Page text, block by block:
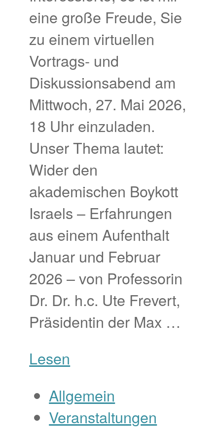
eine große Freude, Sie
zu einem virtuellen
Vortrags- und
Diskussionsabend am
Mittwoch, 27. Mai 2026,
18 Uhr einzuladen.
Unser Thema lautet:
Wider den
akademischen Boykott
Israels – Erfahrungen
aus einem Aufenthalt
Januar und Februar
2026 – von Professorin
Dr. Dr. h.c. Ute Frevert,
Präsidentin der Max …
Lesen
Allgemein
Veranstaltungen